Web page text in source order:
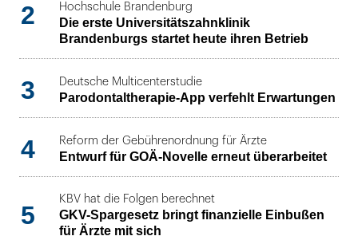
2
Hochschule Brandenburg
Die erste Universitätszahnklinik
Brandenburgs startet heute ihren Betrieb
3 Deutsche Multicenterstudie
Parodontaltherapie-App verfehlt Erwartungen
4 Reform der Gebührenordnung für Ärzte
Entwurf für GOÄ-Novelle erneut überarbeitet
5
KBV hat die Folgen berechnet
GKV-Spargesetz bringt finanzielle Einbußen
für Ärzte mit sich